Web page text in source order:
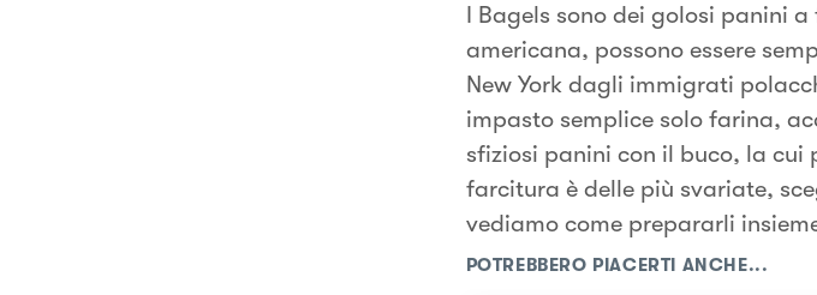
I Bagels sono dei golosi panini
americana, possono essere
New York dagli immigrati
impasto semplice solo farina,
sfiziosi panini con il buco, la
farcitura è delle più svariate,
vediamo come prepararli
POTREBBERO PIACERTI ANCHE...